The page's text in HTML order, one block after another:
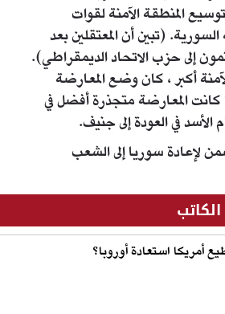
المنطقة الآمنة لقوات
(تبين أن المعتقلين بعد
إلى حزب الاتحاد الديمقراطي).
أكبر ، كان وضع المعارضة
المعارضة متجذرة أفضل في
الأسد في العودة إلى جنيف.
لإعادة سوريا إلى الشعب
أمريكا استعادة أوروبا؟